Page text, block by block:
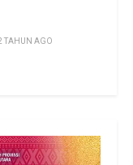
TAHUN AGO